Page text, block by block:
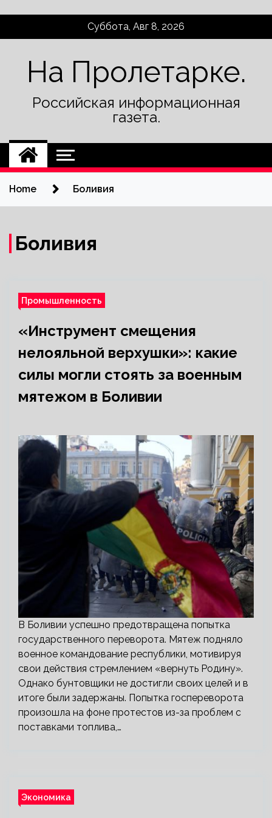
Суббота, Авг 8, 2026
На Пролетарке.
Российская информационная
газета.
Home Боливия
Боливия
Промышленность
«Инструмент смещения
нелояльной верхушки»: какие
силы могли стоять за военным
мятежом в Боливии
В Боливии успешно предотвращена попытка
государственного переворота. Мятеж подняло
военное командование республики, мотивируя
свои действия стремлением «вернуть Родину».
Однако бунтовщики не достигли своих целей и в
итоге были задержаны. Попытка госпереворота
произошла на фоне протестов из-за проблем с
поставками топлива,…
Экономика